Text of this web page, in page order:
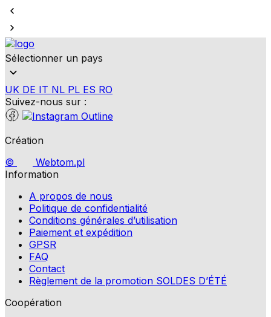
Sélectionner un pays
UK DE IT NL PL ES RO
Suivez-nous sur :
Création
©
Webtom.pl
Information
A propos de nous
Politique de confidentialité
Conditions générales d’utilisation
Paiement et expédition
GPSR
FAQ
Contact
Règlement de la promotion SOLDES D’ÉTÉ
Coopération